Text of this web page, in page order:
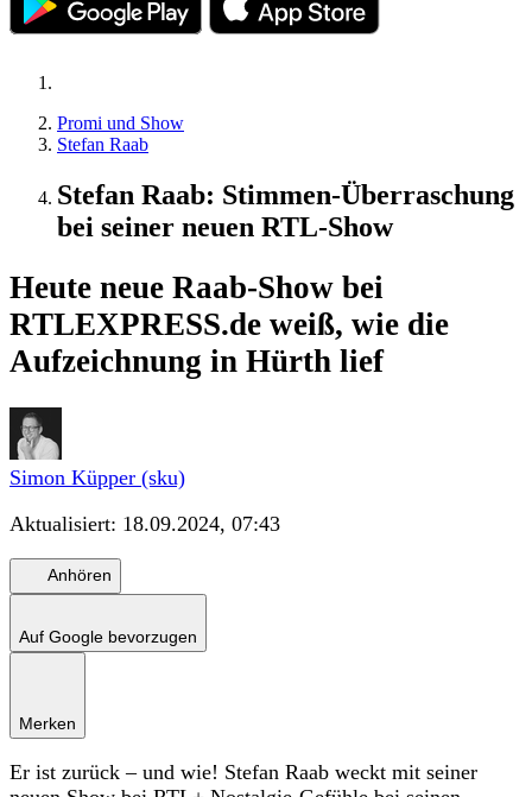
Promi und Show
Stefan Raab
Stefan Raab: Stimmen-Überraschung
bei seiner neuen RTL-Show
Heute neue Raab-Show bei
RTLEXPRESS.de weiß, wie die
Aufzeichnung in Hürth lief
Simon Küpper (sku)
Aktualisiert: 18.09.2024, 07:43
Anhören
Auf Google bevorzugen
Merken
Er ist zurück – und wie! Stefan Raab weckt mit seiner